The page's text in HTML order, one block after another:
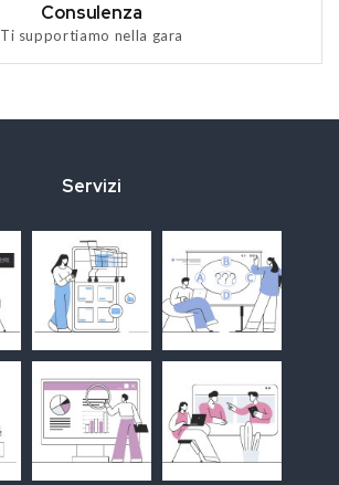
Consulenza
Ti supportiamo nella gara
Servizi